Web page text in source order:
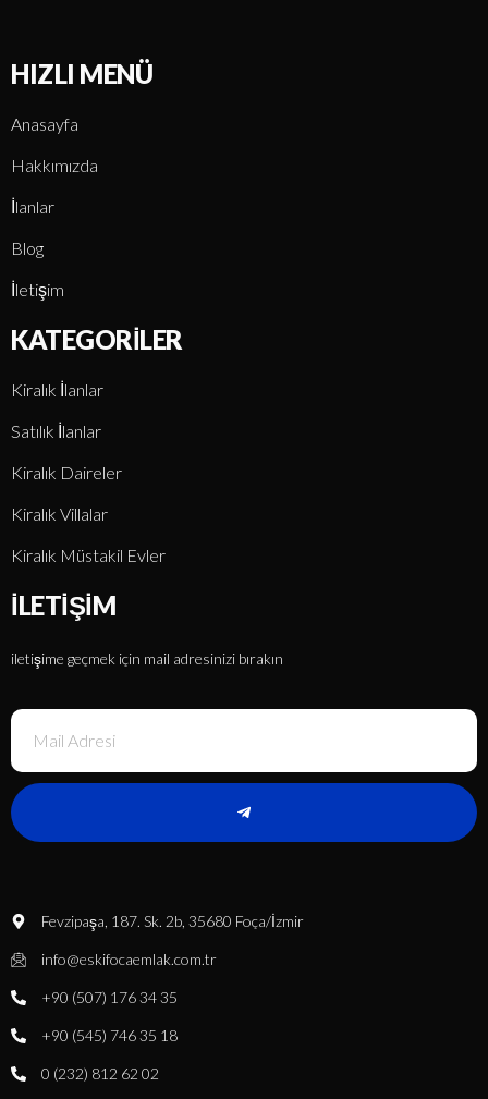
HIZLI MENÜ
Anasayfa
Hakkımızda
İlanlar
Blog
İletişim
KATEGORILER
Kiralık İlanlar
Satılık İlanlar
Kiralık Daireler
Kiralık Villalar
Kiralık Müstakil Evler
İLETIŞIM
iletişime geçmek için mail adresinizi bırakın
Fevzipaşa, 187. Sk. 2b, 35680 Foça/İzmir
info@eskifocaemlak.com.tr
+90 (507) 176 34 35
+90 (545) 746 35 18
0 (232) 812 62 02